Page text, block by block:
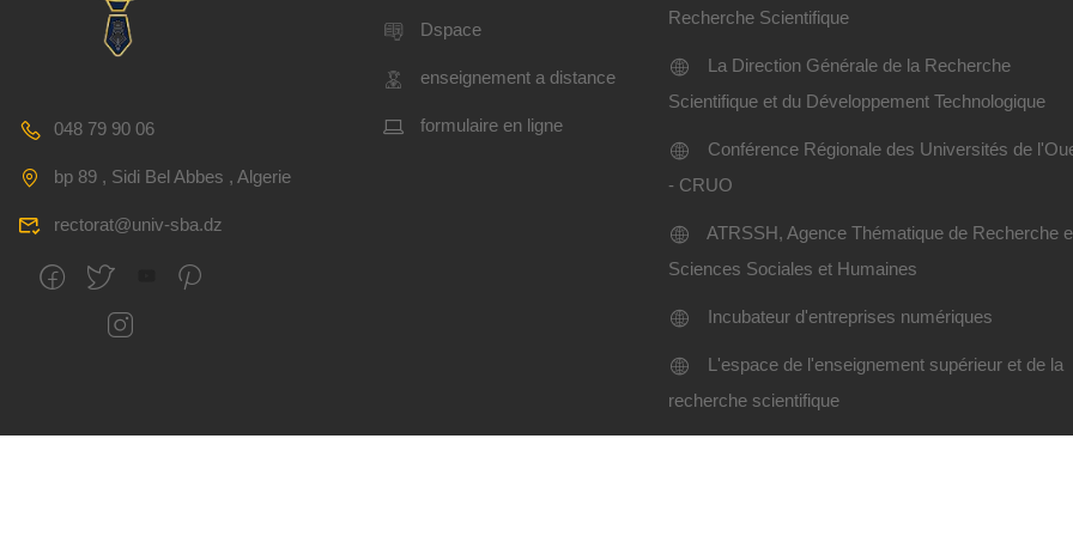
048 79 90 06
bp 89 , Sidi Bel Abbes , Algerie
rectorat@univ-sba.dz
Dspace
enseignement a distance
formulaire en ligne
Recherche Scientifique
La Direction Générale de la Recherche
Scientifique et du Développement Technologique
Conférence Régionale des Universités de
- CRUO
ATRSSH, Agence Thématique de Recherche
Sciences Sociales et Humaines
Incubateur d'entreprises numériques
L'espace de l'enseignement supérieur et de la
recherche scientifique